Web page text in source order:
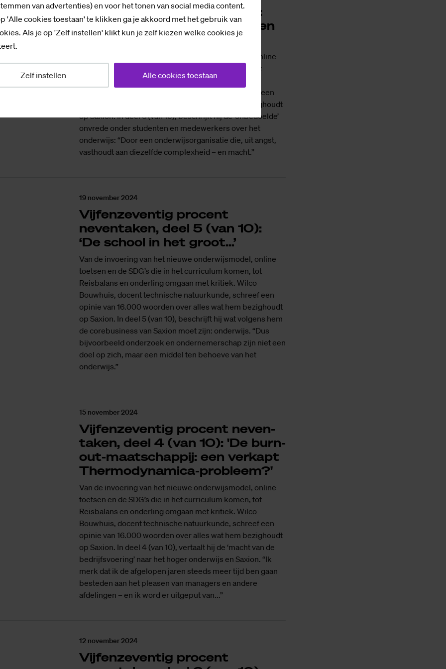
van advertenties) en voor het tonen van social media content.
'Alle cookies toestaan' te klikken ga je akkoord met het gebruik van
Als je op 'Zelf instellen' klikt kun je zelf kiezen welke cookies je
Zelf instellen Alle cookies toestaan
neventaken, deel 6 (van 10):
Onderwijspolitiek: complotten
en corruptie?
Van de invoering van het nieuwe onderwijsmodel, online
toetsen en de SDG’s die in het curriculum komen, tot
Reisbalans en onderling omgaan met kritiek. Wilco
Bouwhuis, docent technische natuurkunde, schreef een
opinie van 16.000 woorden over alles wat hem bezighoudt
op Saxion. In deel 6 (van 10), beschrijft hij de ‘onbedoelde’
onvrede onder studenten en medewerkers over het
onderwijs: “Door een onderwijsorganisatie die, uit angst,
vasthoudt aan diezelfde complexheid – en macht.”
19 november 2024
Vijfenzeventig procent
neventaken, deel 5 (van 10):
‘De school in het groot…’
Van de invoering van het nieuwe onderwijsmodel, online
toetsen en de SDG’s die in het curriculum komen, tot
Reisbalans en onderling omgaan met kritiek. Wilco
Bouwhuis, docent technische natuurkunde, schreef een
opinie van 16.000 woorden over alles wat hem bezighoudt
op Saxion. In deel 5 (van 10), beschrijft hij wat volgens hem
de corebusiness van Saxion moet zijn: onderwijs. “Dus
bijvoorbeeld onderzoek en ondernemerschap zijn niet een
doel op zich, maar een middel ten behoeve van het
onderwijs.”
15 november 2024
Vijf­en­ze­ven­tig pro­cent ne­ven­
ta­ken, deel 4 (van 10): 'De burn-
out-maatschappij: een verkapt
Thermodynamica-probleem?'
Van de invoering van het nieuwe onderwijsmodel, online
toetsen en de SDG’s die in het curriculum komen, tot
Reisbalans en onderling omgaan met kritiek. Wilco
Bouwhuis, docent technische natuurkunde, schreef een
opinie van 16.000 woorden over alles wat hem bezighoudt
op Saxion. In deel 4 (van 10), vertaalt hij de ‘macht van de
bedrijfsvoering’ naar het hoger onderwijs en Saxion. “Ik
merk dat ik de afgelopen jaren steeds meer tijd ben gaan
besteden aan het pleasen van managers en andere
afdelingen – en ik word er uitgeput van...”
12 november 2024
Vijfenzeventig procent